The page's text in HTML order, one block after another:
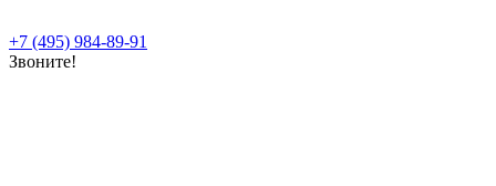
+7 (495) 984-89-91
Звоните!